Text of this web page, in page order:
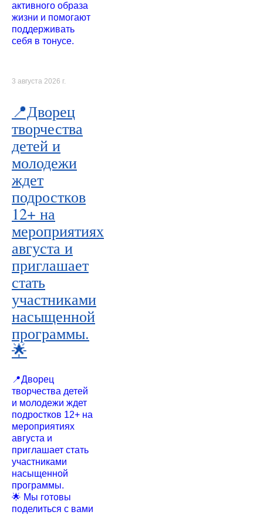
активного образа
жизни и помогают
поддерживать
себя в тонусе.
3 августа 2026 г.
📍Дворец
творчества
детей и
молодежи
ждет
подростков
12+ на
мероприятиях
августа и
приглашает
стать
участниками
насыщенной
программы.
🌟
📍Дворец
творчества детей
и молодежи ждет
подростков 12+ на
мероприятиях
августа и
приглашает стать
участниками
насыщенной
программы.
🌟 Мы готовы
поделиться с вами